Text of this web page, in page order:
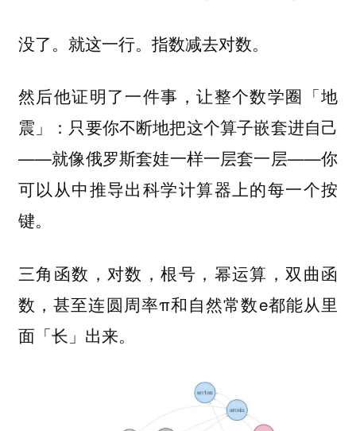
没了。就这一行。指数减去对数。
然后他证明了一件事，让整个数学圈「地
震」：只要你不断地把这个算子嵌套进自己
——就像俄罗斯套娃一样一层套一层——你
可以从中推导出科学计算器上的每一个按
键。
三角函数，对数，根号，幂运算，双曲函
数，甚至连圆周率π和自然常数e都能从里
面「长」出来。